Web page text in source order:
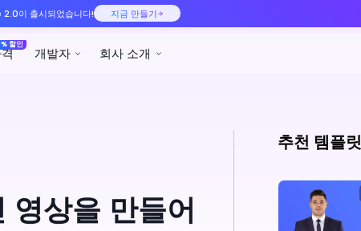
세계 1위 AI 영상 모델 Seedance 2.0이 출시되었습니다!
상을 만들어
추천 템플릿